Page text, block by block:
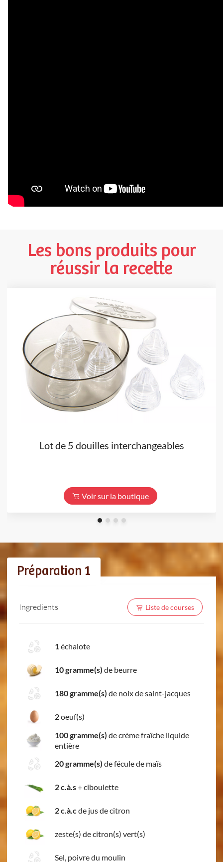
Les bons produits pour
réussir la recette
Lot de 5 douilles interchangeables
Voir sur la boutique
Préparation 1
Ingredients Liste de courses
1échalote
10 gramme(s) de beurre
180 gramme(s) de noix de saint-jacques
2oeuf(s)
100 gramme(s) de crème fraîche liquide
entière
20 gramme(s) de fécule de maïs
2 c.à.s+ciboulette
2 c.à.cde jus de citron
zeste(s) de citron(s) vert(s)
Sel, poivre du moulin